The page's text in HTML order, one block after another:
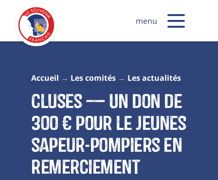
menu
Accueil Les comités Les actualités
Cluses — Un don de
300 € pour le jeunes
sapeur-pompiers en
remerciement